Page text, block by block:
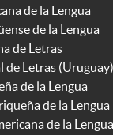
de la Lengua
de la Lengua
de Letras
de Letras (Uruguay)
de la Lengua
de la Lengua
de la